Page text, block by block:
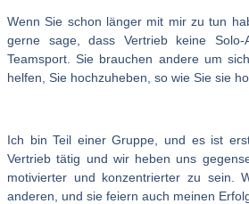
Wenn Sie schon länger mit mir zu tun
gerne sage, dass Vertrieb keine Solo-
Teamsport. Sie brauchen andere um
helfen, Sie hochzuheben, so wie Sie sie
Ich bin Teil einer Gruppe, und es ist
Vertrieb tätig und wir heben uns
motivierter und konzentrierter zu sein.
anderen, und sie feiern auch meinen